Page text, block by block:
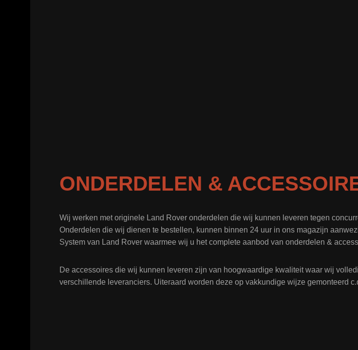
ONDERDELEN &
Wij werken met originele Land Rover onderdelen die wij kunnen leveren tegen
Onderdelen die wij dienen te bestellen, kunnen binnen 24 uur in ons magazijn
System van Land Rover waarmee wij u het complete aanbod van onderdelen &
De accessoires die wij kunnen leveren zijn van hoogwaardige kwaliteit waar wij
verschillende leveranciers. Uiteraard worden deze op vakkundige wijze gemonteerd